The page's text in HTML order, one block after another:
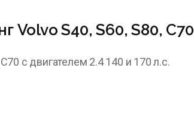
Volvo S40, S60, S80, С70
с двигателем 2.4 140 и 170 л.с.